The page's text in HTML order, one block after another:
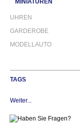
MINIATUREN
UHREN
GARDEROBE
MODELLAUTO
TAGS
Weiter...